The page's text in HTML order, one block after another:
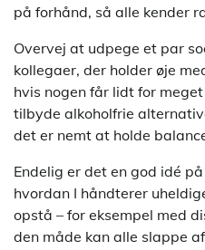
på forhånd, så alle kender
Overvej at udpege et par
kollegaer, der holder øje
hvis nogen får lidt for
tilbyde alkoholfrie
det er nemt at holde
Endelig er det en god idé
hvordan I håndterer
opstå – for eksempel med
den måde kan alle slappe